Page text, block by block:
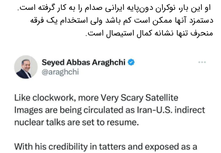
او این بار، نوکران دون‌پایه ایرانی صدام را به کار گرفته است.
دستمزد آنها ممکن است کم باشد ولی استخدام یک فرقه
منحرف تنها نشانه کمال استیصال است.